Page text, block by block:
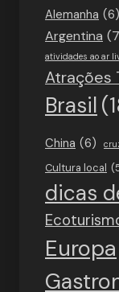
Alemanha (6)
Argentina
atividades ao ar
Atrações
Brasil
China (6)
Cultura local
dicas
Europa